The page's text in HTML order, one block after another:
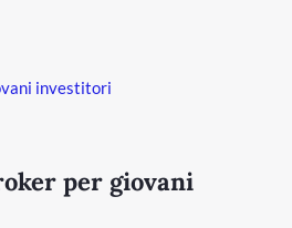
per giovani